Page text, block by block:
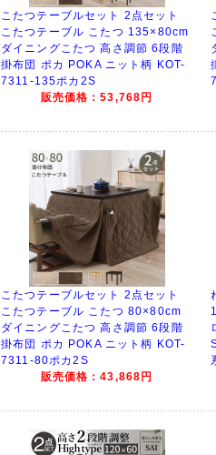
こたつテーブルセット 2点セット
こたつテーブル こたつ 135×80cm
ダイニングこたつ 高さ調節 6段階
掛布団 ポカ POKA ニット柄 KOT-
7311-135ポカ2S
販売価格：53,768円
こたつテーブルセット 2点セット
こたつテーブル こたつ 80×80cm
ダイニングこたつ 高さ調節 6段階
掛布団 ポカ POKA ニット柄 KOT-
7311-80ポカ2S
販売価格：43,868円